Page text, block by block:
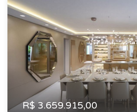
R$ 3.659.915,00